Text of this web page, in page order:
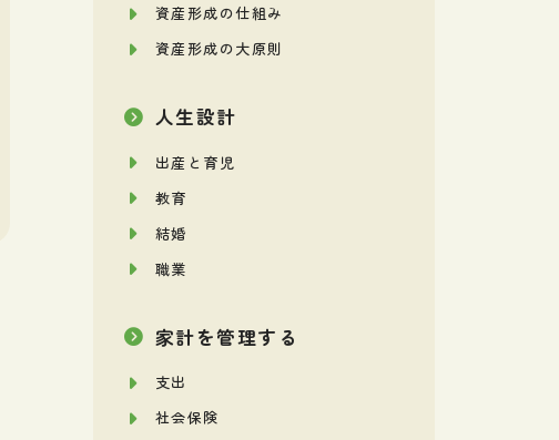
資産形成の仕組み
資産形成の大原則
人生設計
出産と育児
教育
結婚
職業
家計を管理する
支出
社会保険